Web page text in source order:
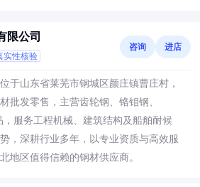
限公司
实性核验
咨询 进店
于山东省莱芜市钢城区颜庄镇曹庄村，
批发零售，主营齿轮钢、铬钼钢、
，服务工程机械、建筑结构及船舶耐候
，深耕行业多年，以专业资质与高效服
地区值得信赖的钢材供应商。